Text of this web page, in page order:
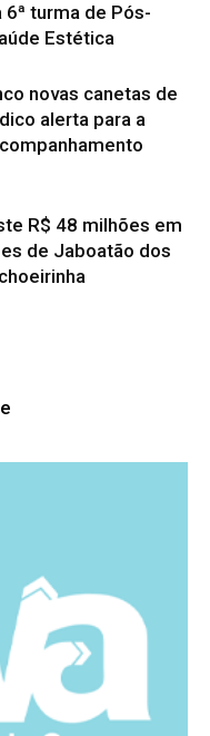
turma de Pós-
Estética
novas canetas de
alerta para a
R$ 48 milhões em
de Jaboatão dos